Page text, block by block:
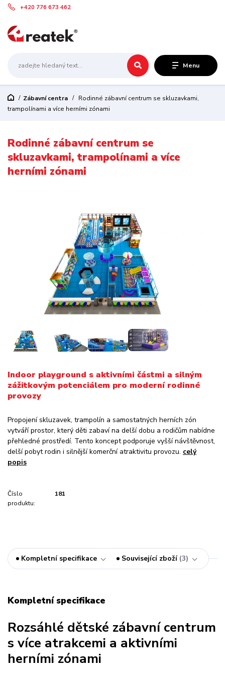
Menu
+420 776 673 462
Zábavní centra
Rodinné zábavní centrum se skluzavkami,
trampolínami a více herními zónami
Rodinné zábavní centrum se
skluzavkami, trampolínami a více
herními zónami
Indoor playground s aktivními částmi a silným
zážitkovým potenciálem pro moderní rodinné
provozy
Propojení skluzavek, trampolín a samostatných herních zón
vytváří prostor, který děti zabaví na delší dobu a rodičům nabídne
přehledné prostředí. Tento koncept podporuje vyšší návštěvnost,
delší pobyt rodin i silnější komerční atraktivitu provozu. celý
popis
Číslo
produktu:
181
Kompletní specifikace Související zboží 3
Kompletní specifikace
Rozsáhlé dětské zábavní centrum
s více atrakcemi a aktivními
herními zónami